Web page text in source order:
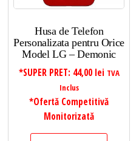
Husa de Telefon
Personalizata pentru Orice
Model LG – Demonic
*SUPER PRET: 44,00 lei TVA
Inclus
*Ofertă Competitivă
Monitorizată